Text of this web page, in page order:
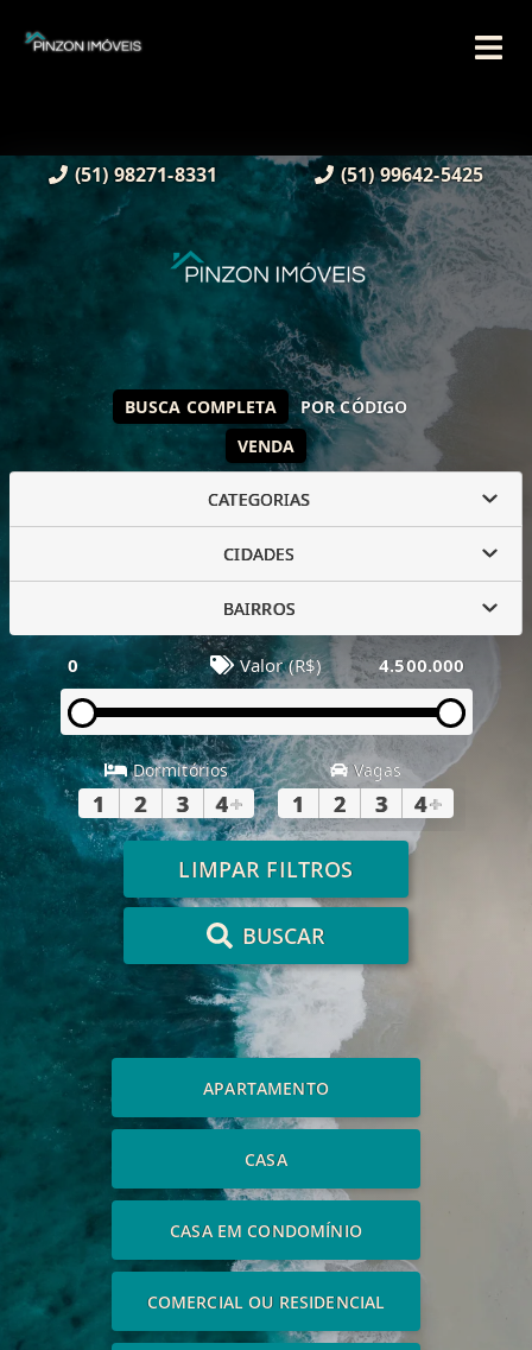
(51) 98271-8331 (51) 99642-5425
VENDA
BUSCA COMPLETA POR CÓDIGO
CATEGORIAS
CIDADES
BAIRROS
0 Valor (R$) 4.500.000
Dormitórios
1 2 3 4+
Vagas
1 2 3 4+
LIMPAR FILTROS
BUSCAR
APARTAMENTO
CASA
CASA EM CONDOMÍNIO
COMERCIAL OU RESIDENCIAL